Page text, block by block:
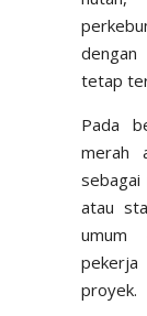
tetap
Pada
merah
sebagai
atau
umum
proyek.